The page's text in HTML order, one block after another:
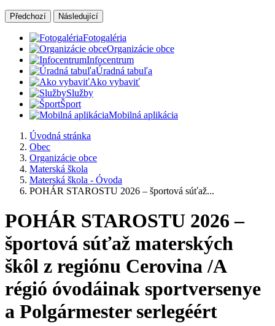
Předchozí Následující
Fotogaléria
Organizácie obce
Infocentrum
Úradná tabuľa
Ako vybaviť
Služby
Šport
Mobilná aplikácia
Úvodná stránka
Obec
Organizácie obce
Materská škola
Materská škola - Óvoda
POHÁR STAROSTU 2026 – športová súťaž...
POHÁR STAROSTU 2026 –
športová súťaž materských
škôl z regiónu Cerovina /A
régió óvodáinak sportversenye
a Polgármester serlegéért